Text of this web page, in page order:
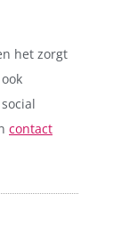
het zorgt
contact